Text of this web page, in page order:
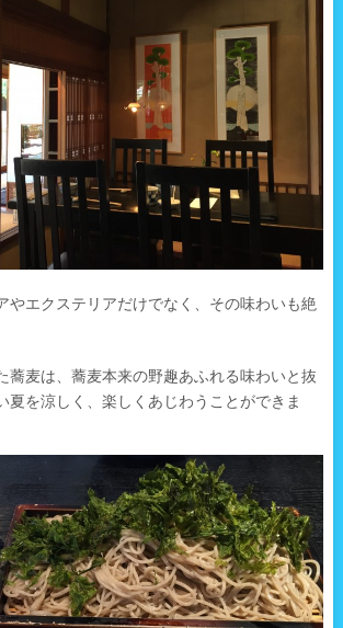
やエクステリアだけでなく、その味わいも絶
蕎麦は、蕎麦本来の野趣あふれる味わいと抜
夏を涼しく、楽しくあじわうことができま